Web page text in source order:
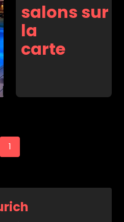
salons sur
la
carte
1